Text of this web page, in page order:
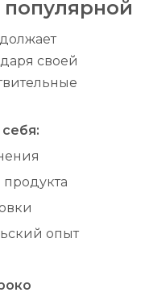
популярной
своей
опыт